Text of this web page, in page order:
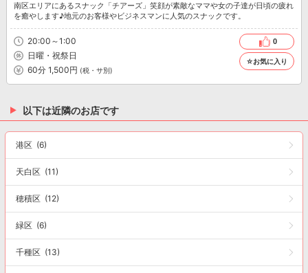
南区エリアにあるスナック「チアーズ」笑顔が素敵なママや女の子達が日頃の疲れ
を癒やします♪地元のお客様やビジネスマンに人気のスナックです。
20:00～1:00
日曜・祝祭日
60分 1,500円 (税・サ別)
0
☆お気に入り
以下は近隣のお店です
港区 (6)
天白区 (11)
穂積区 (12)
緑区 (6)
千種区 (13)